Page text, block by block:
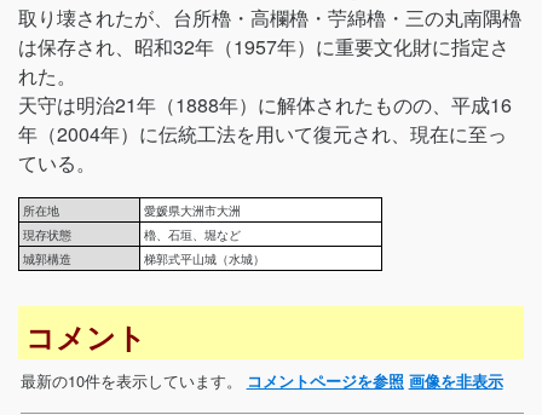
取り壊されたが、台所櫓・高欄櫓・苧綿櫓・三の丸南隅櫓
は保存され、昭和32年（1957年）に重要文化財に指定さ
れた。
天守は明治21年（1888年）に解体されたものの、平成16
年（2004年）に伝統工法を用いて復元され、現在に至っ
ている。
所在地
愛媛県大洲市大洲
現存状態
櫓、石垣、堀など
城郭構造
梯郭式平山城（水城）
コメント
最新の10件を表示しています。 コメントページを参照 画像を非表示